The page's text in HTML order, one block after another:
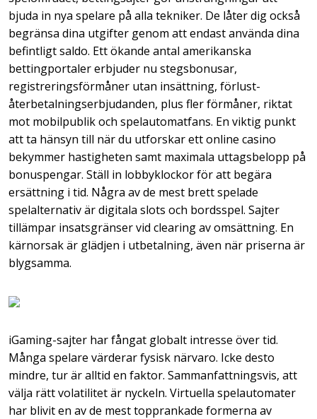
bjuda in nya spelare på alla tekniker. De låter dig också
begränsa dina utgifter genom att endast använda dina
befintligt saldo. Ett ökande antal amerikanska
bettingportaler erbjuder nu stegsbonusar,
registreringsförmåner utan insättning, förlust-
återbetalningserbjudanden, plus fler förmåner, riktat
mot mobilpublik och spelautomatfans. En viktig punkt
att ta hänsyn till när du utforskar ett online casino
bekymmer hastigheten samt maximala uttagsbelopp på
bonuspengar. Ställ in lobbyklockor för att begära
ersättning i tid. Några av de mest brett spelade
spelalternativ är digitala slots och bordsspel. Sajter
tillämpar insatsgränser vid clearing av omsättning. En
kärnorsak är glädjen i utbetalning, även när priserna är
blygsamma.
iGaming-sajter har fångat globalt intresse över tid.
Många spelare värderar fysisk närvaro. Icke desto
mindre, tur är alltid en faktor. Sammanfattningsvis, att
välja rätt volatilitet är nyckeln. Virtuella spelautomater
har blivit en av de mest topprankade formerna av